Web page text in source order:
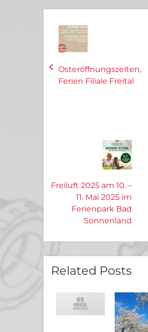
Osteröffnungszeiten,
Ferien Filiale Freital
Freiluft 2025 am 10. –
11. Mai 2025 im
Ferienpark Bad
Sonnenland
Related Posts